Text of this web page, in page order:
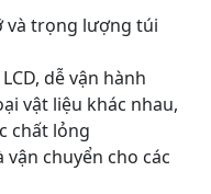
và trọng lượng túi
dễ vận hành
vật liệu khác nhau,
chất lỏng
chuyển cho các